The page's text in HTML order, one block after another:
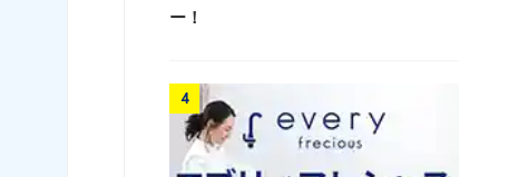
ー！
4